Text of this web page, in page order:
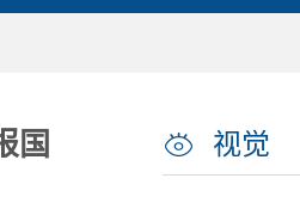
国
视觉